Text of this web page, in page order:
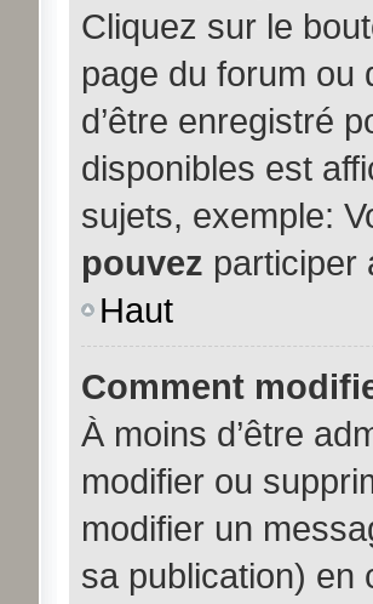
Cliquez sur le
page du forum ou
d’être enregistré
disponibles est
sujets, exemple:
pouvez participer
Haut
Comment
À moins d’être
modifier ou
modifier un
sa publication)